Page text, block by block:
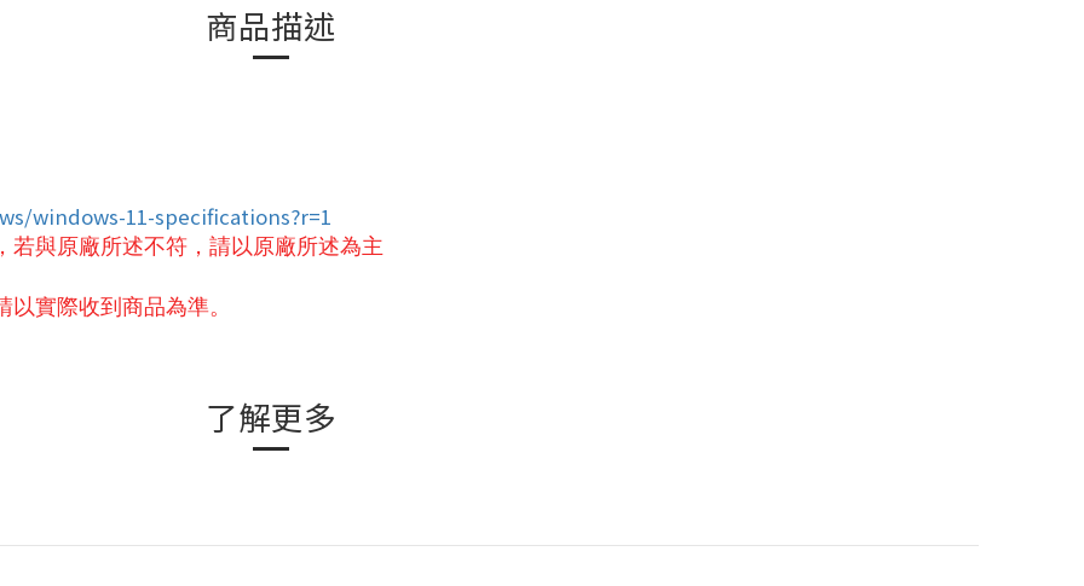
商品描述
windows-11-specifications?r=1
與原廠所述不符，請以原廠所述為主
實際收到商品為準。
了解更多